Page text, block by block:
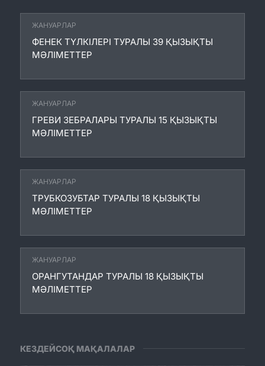
ЖАНУАРЛАР
ФЕНЕК ТҮЛКІЛЕРІ ТУРАЛЫ 39 ҚЫЗЫҚТЫ
МӘЛІМЕТТЕР
ЖАНУАРЛАР
ГРЕВИ ЗЕБРАЛАРЫ ТУРАЛЫ 15 ҚЫЗЫҚТЫ
МӘЛІМЕТТЕР
ЖАНУАРЛАР
ТРУБКОЗУБТАР ТУРАЛЫ 18 ҚЫЗЫҚТЫ
МӘЛІМЕТТЕР
ЖАНУАРЛАР
ОРАНГУТАНДАР ТУРАЛЫ 18 ҚЫЗЫҚТЫ
МӘЛІМЕТТЕР
КЕЗДЕЙСОҚ МАҚАЛАЛАР